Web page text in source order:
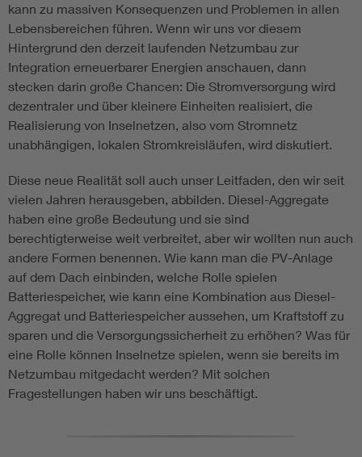
kann zu massiven Konsequenzen und Problemen in allen
Lebensbereichen führen. Wenn wir uns vor diesem
Hintergrund den derzeit laufenden Netzumbau zur
Integration erneuerbarer Energien anschauen, dann
stecken darin große Chancen: Die Stromversorgung wird
dezentraler und über kleinere Einheiten realisiert, die
Realisierung von Inselnetzen, also vom Stromnetz
unabhängigen, lokalen Stromkreisläufen, wird diskutiert.
Diese neue Realität soll auch unser Leitfaden, den wir seit
vielen Jahren herausgeben, abbilden. Diesel-Aggregate
haben eine große Bedeutung und sie sind
berechtigterweise weit verbreitet, aber wir wollten nun auch
andere Formen benennen. Wie kann man die PV-Anlage
auf dem Dach einbinden, welche Rolle spielen
Batteriespeicher, wie kann eine Kombination aus Diesel-
Aggregat und Batteriespeicher aussehen, um Kraftstoff zu
sparen und die Versorgungssicherheit zu erhöhen? Was für
eine Rolle können Inselnetze spielen, wenn sie bereits im
Netzumbau mitgedacht werden? Mit solchen
Fragestellungen haben wir uns beschäftigt.